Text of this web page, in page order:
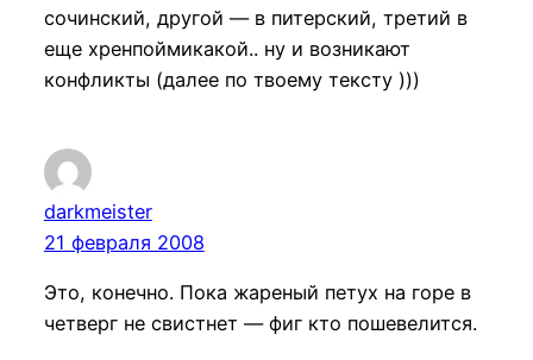
сочинский, другой — в питерский, третий в
еще хренпоймикакой.. ну и возникают
конфликты (далее по твоему тексту )))
darkmeister
21 февраля 2008
Это, конечно. Пока жареный петух на горе в
четверг не свистнет — фиг кто пошевелится.